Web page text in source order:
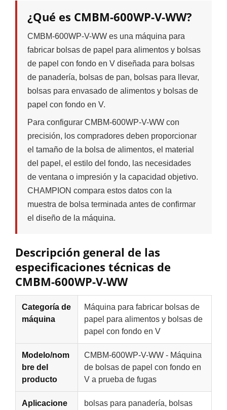
¿Qué es CMBM-600WP-V-WW?
CMBM-600WP-V-WW es una máquina para
fabricar bolsas de papel para alimentos y bolsas
de papel con fondo en V diseñada para bolsas
de panadería, bolsas de pan, bolsas para llevar,
bolsas para envasado de alimentos y bolsas de
papel con fondo en V.
Para configurar CMBM-600WP-V-WW con
precisión, los compradores deben proporcionar
el tamaño de la bolsa de alimentos, el material
del papel, el estilo del fondo, las necesidades
de ventana o impresión y la capacidad objetivo.
CHAMPION compara estos datos con la
muestra de bolsa terminada antes de confirmar
el diseño de la máquina.
Descripción general de las
especificaciones técnicas de
CMBM-600WP-V-WW
Categoría de
máquina
Máquina para fabricar bolsas de
papel para alimentos y bolsas de
papel con fondo en V
Modelo/nom
bre del
producto
CMBM-600WP-V-WW - Máquina
de bolsas de papel con fondo en
V a prueba de fugas
Aplicacione
bolsas para panadería, bolsas